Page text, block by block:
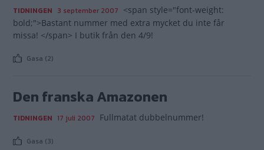
TIDNINGEN 3 september 2007 <span style="font-weight:
bold;">Bastant nummer med extra mycket du inte får
missa! </span> I butik från den 4/9!
Gasa (2)
Den franska Amazonen
TIDNINGEN 17 juli 2007 Fullmatat dubbelnummer!
Gasa (3)